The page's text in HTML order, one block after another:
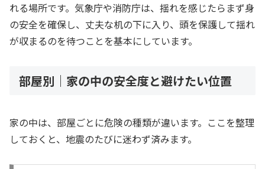
れる場所です。気象庁や消防庁は、揺れを感じたらまず身
の安全を確保し、丈夫な机の下に入り、頭を保護して揺れ
が収まるのを待つことを基本にしています。
部屋別｜家の中の安全度と避けたい位置
家の中は、部屋ごとに危険の種類が違います。ここを整理
しておくと、地震のたびに迷わず済みます。